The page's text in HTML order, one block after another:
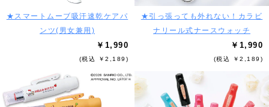
★スマートムーブ吸汗速乾ケアパ
ンツ(男女兼用)
￥1,990
(税込 ￥2,189)
★引っ張っても外れない！カラビ
ナリール式ナースウォッチ
￥1,990
(税込 ￥2,189)